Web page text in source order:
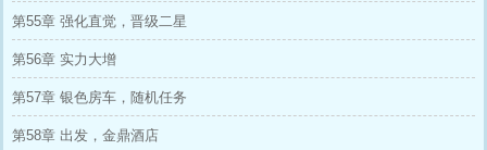
第55章 强化直觉，晋级二星
第56章 实力大增
第57章 银色房车，随机任务
第58章 出发，金鼎酒店